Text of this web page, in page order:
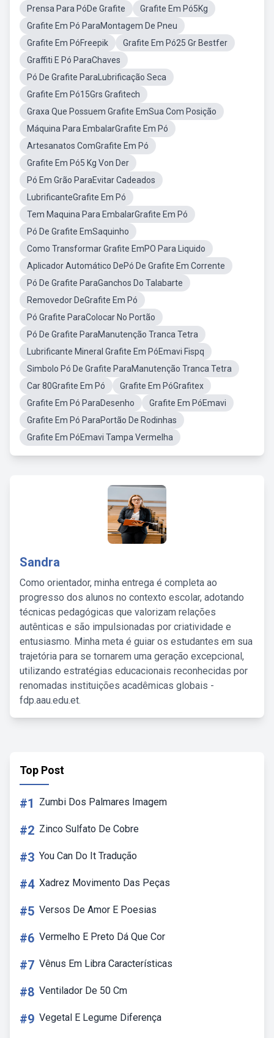
Prensa Para PóDe Grafite
Grafite Em Pó5Kg
Grafite Em Pó ParaMontagem De Pneu
Grafite Em PóFreepik
Grafite Em Pó25 Gr Bestfer
Graffiti E Pó ParaChaves
Pó De Grafite ParaLubrificação Seca
Grafite Em Pó15Grs Grafitech
Graxa Que Possuem Grafite EmSua Com Posição
Máquina Para EmbalarGrafite Em Pó
Artesanatos ComGrafite Em Pó
Grafite Em Pó5 Kg Von Der
Pó Em Grão ParaEvitar Cadeados
LubrificanteGrafite Em Pó
Tem Maquina Para EmbalarGrafite Em Pó
Pó De Grafite EmSaquinho
Como Transformar Grafite EmPO Para Liquido
Aplicador Automático DePó De Grafite Em Corrente
Pó De Grafite ParaGanchos Do Talabarte
Removedor DeGrafite Em Pó
Pó Grafite ParaColocar No Portão
Pó De Grafite ParaManutenção Tranca Tetra
Lubrificante Mineral Grafite Em PóEmavi Fispq
Simbolo Pó De Grafite ParaManutenção Tranca Tetra
Car 80Grafite Em Pó
Grafite Em PóGrafitex
Grafite Em Pó ParaDesenho
Grafite Em PóEmavi
Grafite Em Pó ParaPortão De Rodinhas
Grafite Em PóEmavi Tampa Vermelha
Sandra
Como orientador, minha entrega é completa ao
progresso dos alunos no contexto escolar, adotando
técnicas pedagógicas que valorizam relações
autênticas e são impulsionadas por criatividade e
entusiasmo. Minha meta é guiar os estudantes em sua
trajetória para se tornarem uma geração excepcional,
utilizando estratégias educacionais reconhecidas por
renomadas instituições acadêmicas globais -
fdp.aau.edu.et.
Top Post
#1 Zumbi Dos Palmares Imagem
#2 Zinco Sulfato De Cobre
#3 You Can Do It Tradução
#4 Xadrez Movimento Das Peças
#5 Versos De Amor E Poesias
#6 Vermelho E Preto Dá Que Cor
#7 Vênus Em Libra Características
#8 Ventilador De 50 Cm
#9 Vegetal E Legume Diferença